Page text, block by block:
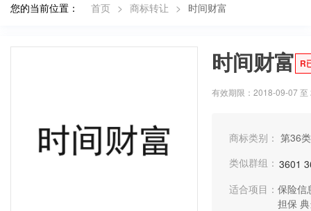
您的当前位置： 首页 > 商标转让 > 时间财富
时间财富 R
有效期限：2018-09-07
商标类别： 第36
类似群组： 3601
适合项目： 保险信
担保